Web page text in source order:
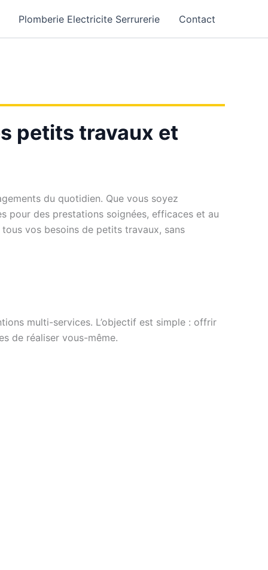
Plomberie Electricite Serrurerie Contact
petits travaux et
du quotidien. Que vous soyez
pour des prestations soignées, efficaces et au
vos besoins de petits travaux, sans
multi-services. L’objectif est simple : offrir
de réaliser vous-même.